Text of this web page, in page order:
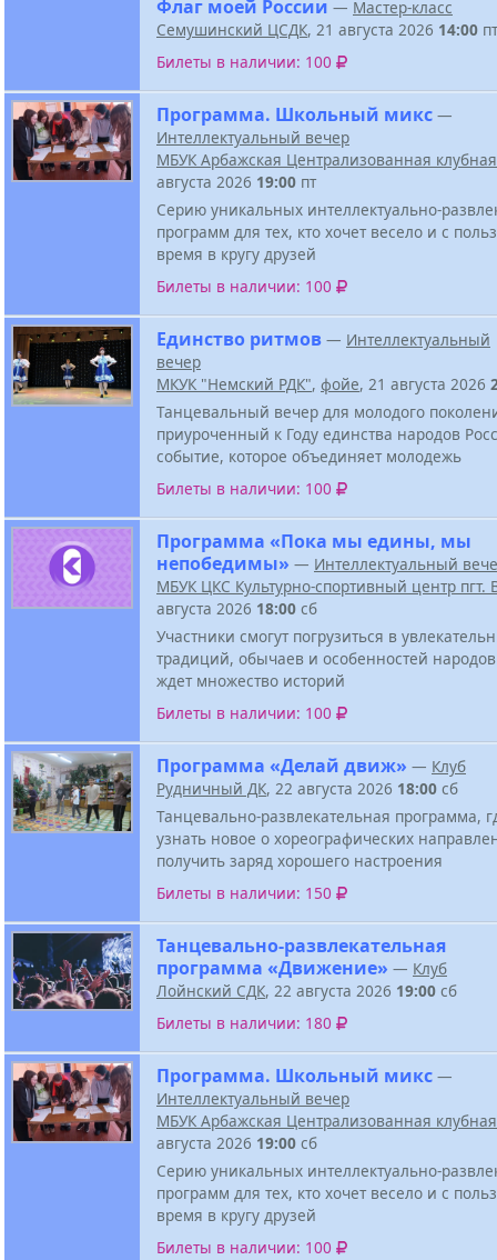
Флаг моей России — Мастер-класс
Семушинский ЦСДК, 21 августа 2026 14:00 пт
Билеты в наличии: 100
Программа. Школьный микс —
Интеллектуальный вечер
МБУК Арбажская Централизованная
августа 2026 19:00 пт
Серию уникальных интеллектуально-
программ для тех, кто хочет весело и с
время в кругу друзей
Билеты в наличии: 100
Единство ритмов — Интеллектуальный
вечер
МКУК "Немский РДК", фойе, 21 августа 2026
Танцевальный вечер для молодого
приуроченный к Году единства народов
событие, которое объединяет молодежь
Билеты в наличии: 100
Программа «Пока мы едины, мы
непобедимы» — Интеллектуальный
МБУК ЦКС Культурно-спортивный центр пгт.
августа 2026 18:00 сб
Участники смогут погрузиться в
традиций, обычаев и особенностей
ждет множество историй
Билеты в наличии: 100
Программа «Делай движ» — Клуб
Рудничный ДК, 22 августа 2026 18:00 сб
Танцевально-развлекательная программа,
узнать новое о хореографических
получить заряд хорошего настроения
Билеты в наличии: 150
Танцевально-развлекательная
программа «Движение» — Клуб
Лойнский СДК, 22 августа 2026 19:00 сб
Билеты в наличии: 180
Программа. Школьный микс —
Интеллектуальный вечер
МБУК Арбажская Централизованная
августа 2026 19:00 сб
Серию уникальных интеллектуально-
программ для тех, кто хочет весело и с
время в кругу друзей
Билеты в наличии: 100